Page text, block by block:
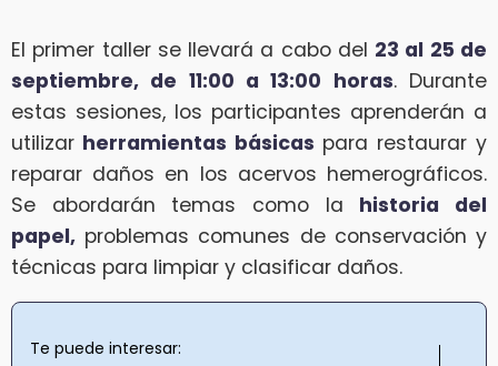
El primer taller se llevará a cabo del 23 al 25 de
septiembre, de 11:00 a 13:00 horas. Durante
estas sesiones, los participantes aprenderán a
utilizar herramientas básicas para restaurar y
reparar daños en los acervos hemerográficos.
Se abordarán temas como la historia del
papel, problemas comunes de conservación y
técnicas para limpiar y clasificar daños.
Te puede interesar: